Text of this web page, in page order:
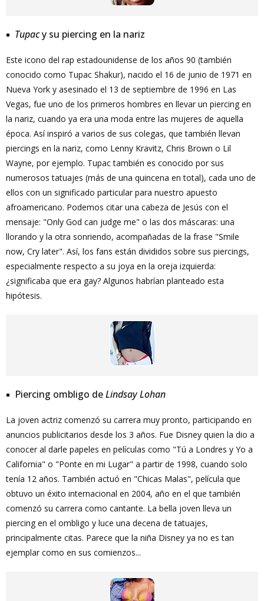
Tupacy su piercing en la nariz
Este icono del rap estadounidense de los años 90 (también
conocido como Tupac Shakur), nacido el 16 de junio de 1971 en
Nueva York y asesinado el 13 de septiembre de 1996 en Las
Vegas, fue uno de los primeros hombres en llevar un piercing en
la nariz, cuando ya era una moda entre las mujeres de aquella
época. Así inspiró a varios de sus colegas, que también llevan
piercings en la nariz, como Lenny Kravitz, Chris Brown o Lil
Wayne, por ejemplo. Tupac también es conocido por sus
numerosos tatuajes (más de una quincena en total), cada uno de
ellos con un significado particular para nuestro apuesto
afroamericano. Podemos citar una cabeza de Jesús con el
mensaje: "Only God can judge me" o las dos máscaras: una
llorando y la otra sonriendo, acompañadas de la frase "Smile
now, Cry later". Así, los fans están divididos sobre sus piercings,
especialmente respecto a su joya en la oreja izquierda:
¿significaba que era gay? Algunos habrían planteado esta
hipótesis.
Piercing ombligo deLindsay Lohan
La joven actriz comenzó su carrera muy pronto, participando en
anuncios publicitarios desde los 3 años. Fue Disney quien la dio a
conocer al darle papeles en películas como "Tú a Londres y Yo a
California" o "Ponte en mi Lugar" a partir de 1998, cuando solo
tenía 12 años. También actuó en "Chicas Malas", película que
obtuvo un éxito internacional en 2004, año en el que también
comenzó su carrera como cantante. La bella joven lleva un
piercing en el ombligo y luce una decena de tatuajes,
principalmente citas. Parece que la niña Disney ya no es tan
ejemplar como en sus comienzos...